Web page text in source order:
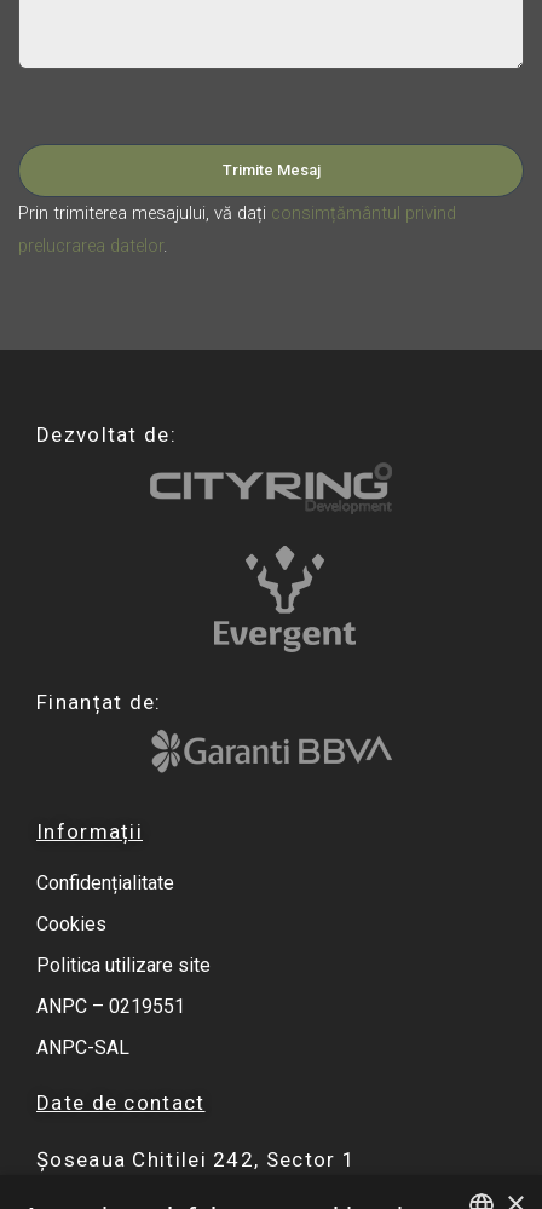
Prin trimiterea mesajului, vă dați consimțământul privind
prelucrarea datelor.
Dezvoltat de:
Finanțat de:
Informații
Confidențialitate
Cookies
Politica utilizare site
ANPC – 0219551
ANPC-SAL
Date de contact
Șoseaua Chitilei 242, Sector 1